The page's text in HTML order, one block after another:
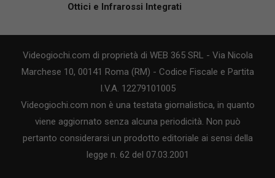
Ottici e Infrarossi Integrati
Videogiochi.com di proprietà di WEB 365 SRL - Via Nicola
Marchese 10, 00141 Roma (RM) - Codice Fiscale e Partita
I.V.A. 12279101005
Videogiochi.com non è una testata giornalistica, in quanto
viene aggiornato senza alcuna periodicità. Non può
pertanto considerarsi un prodotto editoriale ai sensi della
legge n. 62 del 07.03.2001